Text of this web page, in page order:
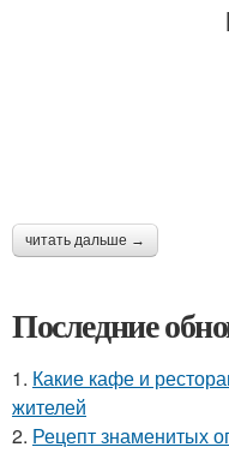
читать дальше →
Последние
1. Какие кафе и
жителей
2. Рецепт знаменитых